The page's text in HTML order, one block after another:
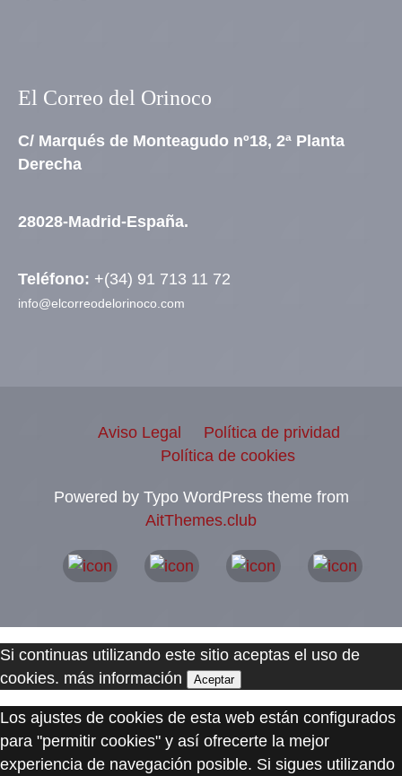
El Correo del Orinoco
C/ Marqués de Monteagudo nº18, 2ª Planta
Derecha
28028-Madrid-España.
Teléfono: +(34) 91 713 11 72
info@elcorreodelorinoco.com
Aviso Legal
Política de prividad
Política de cookies
Powered by Typo WordPress theme from
AitThemes.club
Si continuas utilizando este sitio aceptas el uso de
cookies. más información Aceptar
Los ajustes de cookies de esta web están configurados
para "permitir cookies" y así ofrecerte la mejor
experiencia de navegación posible. Si sigues utilizando